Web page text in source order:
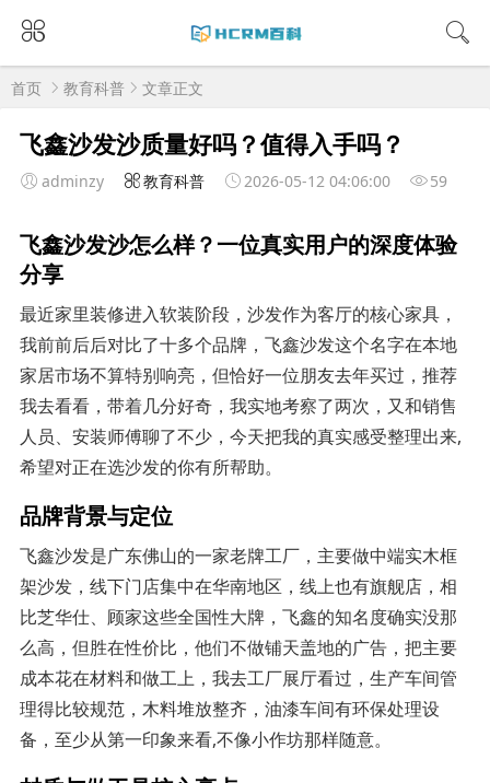
首页 教育科普 文章正文
飞鑫沙发沙质量好吗？值得入手吗？
adminzy 教育科普 2026-05-12 04:06:00 59
飞鑫沙发沙怎么样？一位真实用户的深度体验
分享
最近家里装修进入软装阶段，沙发作为客厅的核心家具，
我前前后后对比了十多个品牌，飞鑫沙发这个名字在本地
家居市场不算特别响亮，但恰好一位朋友去年买过，推荐
我去看看，带着几分好奇，我实地考察了两次，又和销售
人员、安装师傅聊了不少，今天把我的真实感受整理出来,
希望对正在选沙发的你有所帮助。
品牌背景与定位
飞鑫沙发是广东佛山的一家老牌工厂，主要做中端实木框
架沙发，线下门店集中在华南地区，线上也有旗舰店，相
比芝华仕、顾家这些全国性大牌，飞鑫的知名度确实没那
么高，但胜在性价比，他们不做铺天盖地的广告，把主要
成本花在材料和做工上，我去工厂展厅看过，生产车间管
理得比较规范，木料堆放整齐，油漆车间有环保处理设
备，至少从第一印象来看,不像小作坊那样随意。